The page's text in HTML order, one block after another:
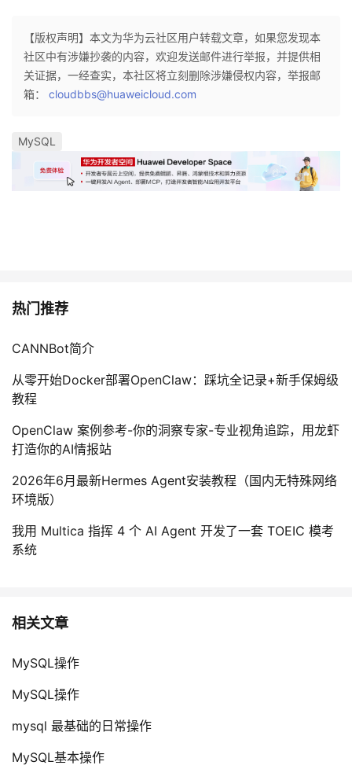
程
认
证
的
实
我
的
藏
支
持
声
建
【版权声明】本文为华为云社区用户转载文章，如果您发现本
社区中有涉嫌抄袭的内容，欢迎发送邮件进行举报，并提供相
关证据，一经查实，本社区将立刻删除涉嫌侵权内容，举报邮
箱： cloudbbs@huaweicloud.com
MySQL
热门推荐
CANNBot简介
从零开始Docker部署OpenClaw：踩坑全记录+新手保姆级
教程
OpenClaw 案例参考-你的洞察专家-专业视角追踪，用龙虾
打造你的AI情报站
2026年6月最新Hermes Agent安装教程（国内无特殊网络
环境版）
我用 Multica 指挥 4 个 AI Agent 开发了一套 TOEIC 模考
系统
相关文章
MySQL操作
MySQL操作
mysql 最基础的日常操作
MySQL基本操作